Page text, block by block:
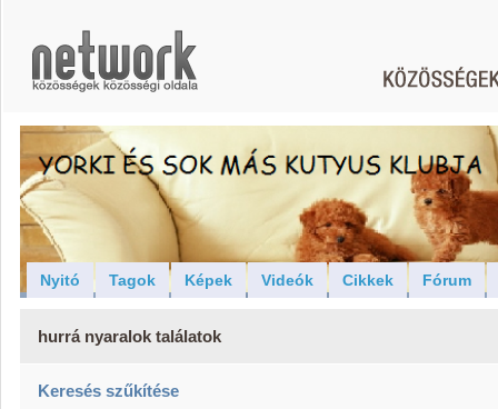
Nyitó Tagok Képek Videók Cikkek Fórum
hurrá nyaralok találatok
Keresés szűkítése